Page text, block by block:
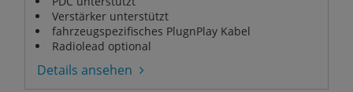
Verstärker unterstützt
fahrzeugspezifisches PlugnPlay Kabel
Radiolead optional
Details ansehen